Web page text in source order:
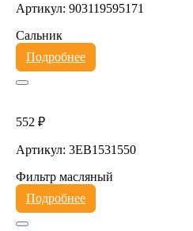
Артикул: 903119595171
Сальник
Подробнее
552 ₽
Артикул: 3EB1531550
Фильтр масляный
Подробнее